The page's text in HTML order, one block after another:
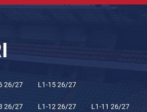
26/27 L1-15 26/27
26/27 L1-12 26/27 L1-11 26/27